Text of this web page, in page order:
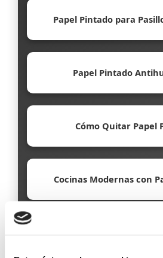
Papel Pintado para
Papel Pintado
Cómo Quitar Papel
Cocinas Modernas con
Papel Pintado